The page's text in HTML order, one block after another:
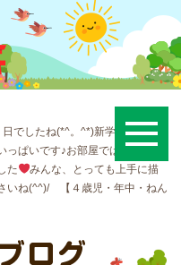
でしたね(*^。^*)新学期４日目
ぱいです♪お部屋では、母の日
た
みんな、とっても上手に描
いね(^^)/ 【４歳児・年中・ねん